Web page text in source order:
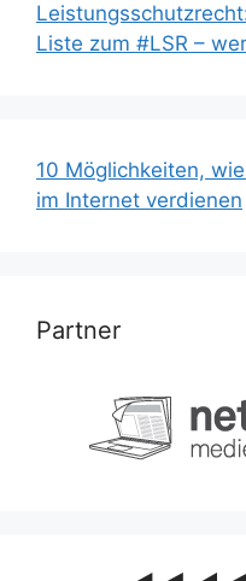
Liste zum #LSR –
10 Möglichkeiten,
im Internet verdienen
Partner